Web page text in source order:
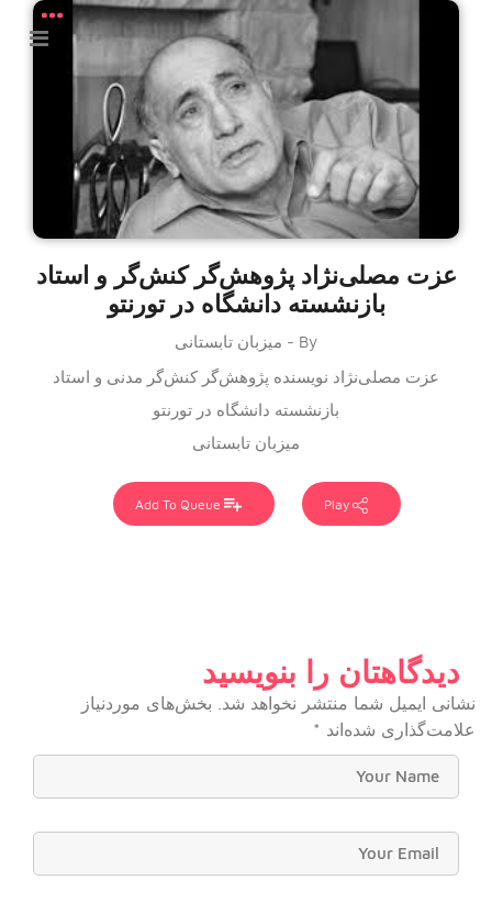
عزت مصلی‌نژاد پژوهش‌گر کنش‌گر و استاد
بازنشسته دانشگاه در تورنتو
By - میزبان تابستانی
عزت مصلی‌نژاد نویسنده پژوهش‌گر کنش‌گر مدنی و استاد
بازنشسته دانشگاه در تورنتو
میزبان تابستانی
دیدگاهتان را بنویسید
نشانی ایمیل شما منتشر نخواهد شد.
بخش‌های موردنیاز
علامت‌گذاری شده‌اند *